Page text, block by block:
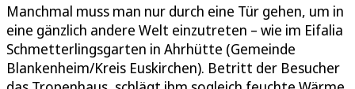
Manchmal muss man nur durch eine Tür gehen, um in
eine gänzlich andere Welt einzutreten – wie im Eifalia
Schmetterlingsgarten in Ahrhütte (Gemeinde
Blankenheim/Kreis Euskirchen). Betritt der Besucher